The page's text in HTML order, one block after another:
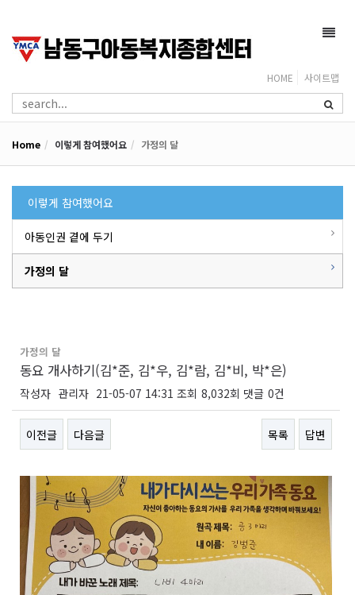
HOME 사이트맵
Home 이렇게 참여했어요 가정의 달
이렇게 참여했어요
아동인권 곁에 두기
가정의 달
가정의 달
동요 개사하기(김*준, 김*우, 김*람, 김*비, 박*은)
작성자 관리자 21-05-07 14:31 조회 8,032회 댓글 0건
이전글 다음글 목록 답변
본문